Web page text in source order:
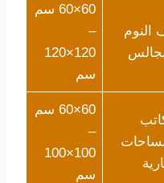
النوم
60×60 سم
–
120×120
سم
60×60 سم
–
100×100
سم